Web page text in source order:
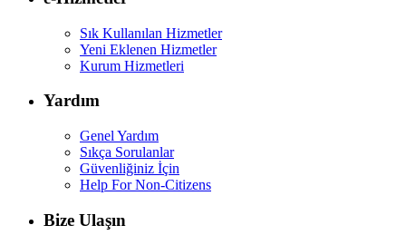
Sık Kullanılan Hizmetler
Yeni Eklenen Hizmetler
Kurum Hizmetleri
Yardım
Genel Yardım
Sıkça Sorulanlar
Güvenliğiniz İçin
Help For Non-Citizens
Bize Ulaşın